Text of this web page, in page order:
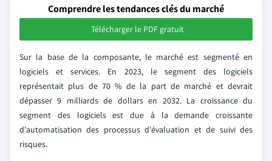
Comprendre les tendances clés du marché
Télécharger le PDF gratuit
Sur la base de la composante, le marché est segmenté en
logiciels et services. En 2023, le segment des logiciels
représentait plus de 70 % de la part de marché et devrait
dépasser 9 milliards de dollars en 2032. La croissance du
segment des logiciels est due à la demande croissante
d'automatisation des processus d'évaluation et de suivi des
risques.